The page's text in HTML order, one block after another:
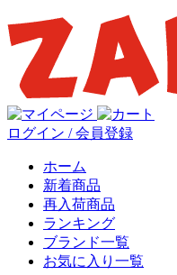
ログイン / 会員登録
ホーム
新着商品
再入荷商品
ランキング
ブランド一覧
お気に入り一覧